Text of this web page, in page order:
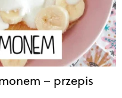
– przepis